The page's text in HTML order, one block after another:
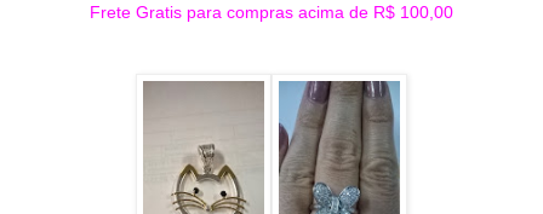
Frete Gratis para compras acima de R$ 100,00